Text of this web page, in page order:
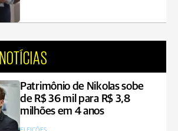
Patrimônio de Nikolas sobe
de R$ 36 mil para R$ 3,8
milhões em 4 anos